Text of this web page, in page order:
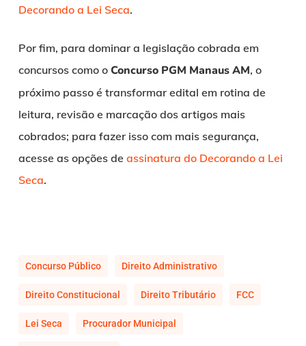
Decorando a Lei Seca.
Por fim, para dominar a legislação cobrada em
concursos como o Concurso PGM Manaus AM, o
próximo passo é transformar edital em rotina de
leitura, revisão e marcação dos artigos mais
cobrados; para fazer isso com mais segurança,
acesse as opções de assinatura do Decorando a Lei
Seca.
Concurso Público Direito Administrativo
Direito Constitucional Direito Tributário FCC
Lei Seca Procurador Municipal